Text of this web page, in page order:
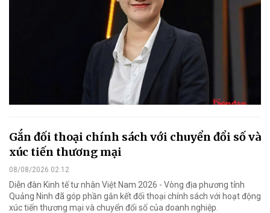
Gắn đối thoại chính sách với chuyển đổi số và
xúc tiến thương mại
08/08/2026 02:12
Diễn đàn Kinh tế tư nhân Việt Nam 2026 - Vòng địa phương tỉnh
Quảng Ninh đã góp phần gắn kết đối thoại chính sách với hoạt động
xúc tiến thương mại và chuyển đổi số của doanh nghiệp.